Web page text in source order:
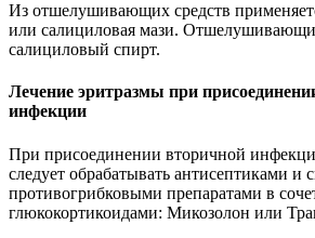
Из отшелушивающих средств
или салициловая мази.
салициловый спирт.
Лечение эритразмы при
инфекции
При присоединении вторичной
следует обрабатывать антисептиками и
противогрибковыми препаратами в
глюкокортикоидами: Микозолон или